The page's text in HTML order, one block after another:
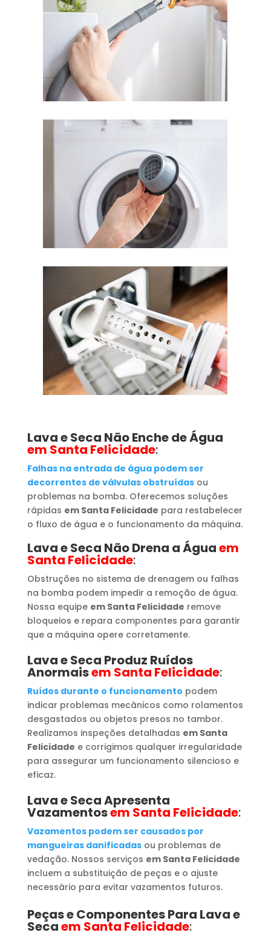
Lava e Seca Não Enche de Água
em Santa Felicidade:
Falhas na entrada de água podem ser
decorrentes de válvulas obstruídasou
problemas na bomba. Oferecemos soluções
rápidas em Santa Felicidade para restabelecer
o fluxo de água e o funcionamento da máquina.
Lava e Seca Não Drena a Águaem
Santa Felicidade:
Obstruções no sistema de drenagem ou falhas
na bomba podem impedir a remoção de água.
Nossa equipe em Santa Felicidade remove
bloqueios e repara componentes para garantir
que a máquina opere corretamente.
Lava e Seca Produz Ruídos
Anormaisem Santa Felicidade:
Ruídos durante o funcionamento podem
indicar problemas mecânicos como rolamentos
desgastados ou objetos presos no tambor.
Realizamos inspeções detalhadas em Santa
Felicidade e corrigimos qualquer irregularidade
para assegurar um funcionamento silencioso e
eficaz.
Lava e Seca Apresenta
Vazamentosem Santa Felicidade:
Vazamentos podem ser causados por
mangueiras danificadas ou problemas de
vedação. Nossos serviços em Santa Felicidade
incluem a substituição de peças e o ajuste
necessário para evitar vazamentos futuros.
Peças e Componentes Para Lava e
Secaem Santa Felicidade: